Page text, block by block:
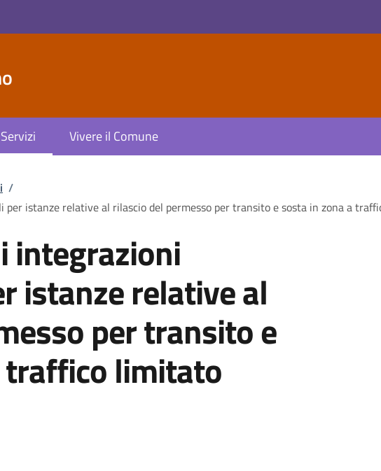
Servizi Vivere il Comune
/
per istanze relative al rilascio del permesso per transito e sosta in zona a
integrazioni
istanze relative al
per transito e
traffico limitato